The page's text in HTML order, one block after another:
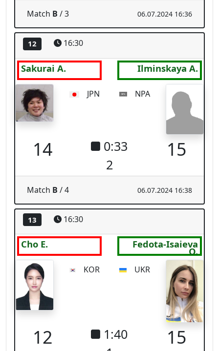
13 16:30
Cho E. Fedota-Isaieva
KOR UKR
12
1:40
15
06.07.2024 16:33
Demaude C. Kim Y.
FRA
1
9
2:13
15
MatchB 06.07.2024 16:38
Espace 3